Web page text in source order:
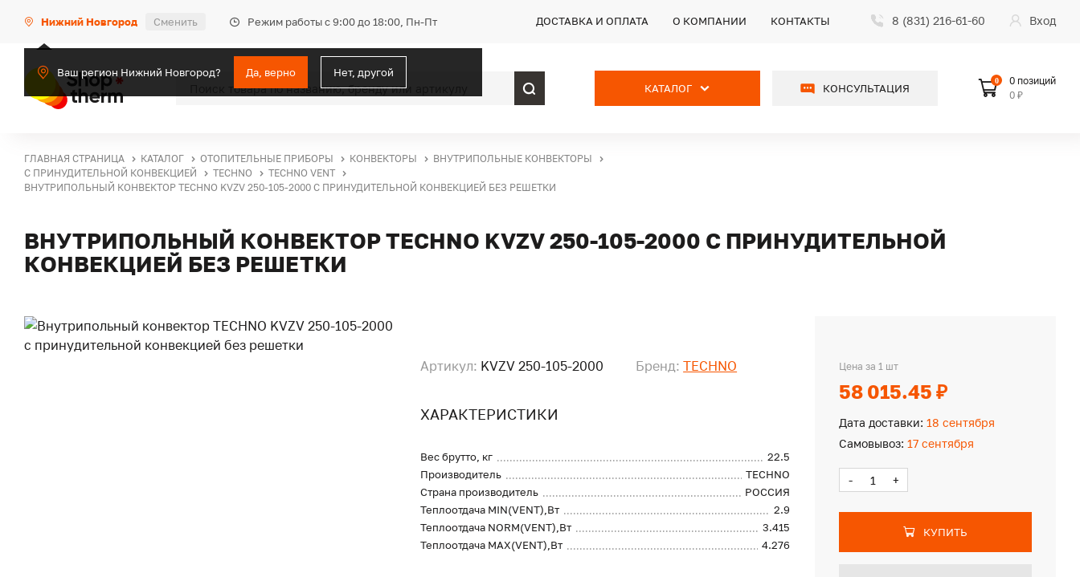
Нижний Новгород Сменить Режим работы с 9:00 до 18:00, Пн-Пт
Ваш регион Нижний Новгород? Да, верно Нет, другой
ДОСТАВКА И ОПЛАТА О КОМПАНИИ КОНТАКТЫ 8 (831) 216-61-60 Вход
КАТАЛОГ КОНСУЛЬТАЦИЯ
0
0 позиций
0 ₽
ГЛАВНАЯ СТРАНИЦА КАТАЛОГ ОТОПИТЕЛЬНЫЕ ПРИБОРЫ КОНВЕКТОРЫ
ВНУТРИПОЛЬНЫЕ КОНВЕКТОРЫ
С ПРИНУДИТЕЛЬНОЙ КОНВЕКЦИЕЙ
TECHNO
TECHNO VENT
ВНУТРИПОЛЬНЫЙ КОНВЕКТОР TECHNO KVZV 250-105-2000 С ПРИНУДИТЕЛЬНОЙ КОНВЕКЦИЕЙ БЕЗ РЕШЕТКИ
ВНУТРИПОЛЬНЫЙ КОНВЕКТОР TECHNO KVZV 250-105-2000 С ПРИНУДИТЕЛЬНОЙ
КОНВЕКЦИЕЙ БЕЗ РЕШЕТКИ
Артикул: KVZV 250-105-2000 Бренд: TECHNO
ХАРАКТЕРИСТИКИ
Вес брутто, кг
22.5
Производитель
TECHNO
Страна производитель
РОССИЯ
Теплоотдача MIN(VENT),Вт
2.9
Теплоотдача NORM(VENT),Вт
3.415
Теплоотдача MAX(VENT),Вт
4.276
Цена за 1 шт
58 015.45 ₽
Дата доставки: 18 сентября
Самовывоз: 17 сентября
- +
КУПИТЬ